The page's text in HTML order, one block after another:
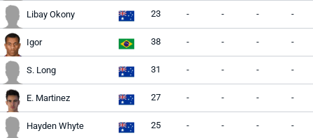
Libay Okony 23 - - - -
Igor 38 - - - -
S. Long 31 - - - -
E. Martinez 27 - - - -
Hayden Whyte 25 - - - -